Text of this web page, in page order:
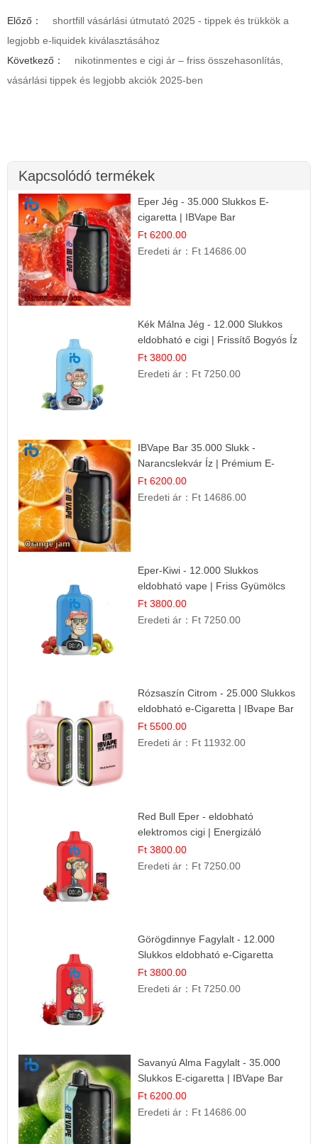
Előző：
shortfill vásárlási útmutató 2025 - tippek és trükkök a
legjobb e-liquidek kiválasztásához
Következő：
nikotinmentes e cigi ár – friss összehasonlítás,
vásárlási tippek és legjobb akciók 2025-ben
Kapcsolódó termékek
Eper Jég - 35.000 Slukkos E-
cigaretta | IBVape Bar
Ft 6200.00
Eredeti ár： Ft 14686.00
Kék Málna Jég - 12.000 Slukkos
eldobható e cigi | Frissítő Bogyós Íz
Ft 3800.00
Eredeti ár： Ft 7250.00
IBVape Bar 35.000 Slukk -
Narancslekvár Íz | Prémium E-
cigaretta
Ft 6200.00
Eredeti ár： Ft 14686.00
Eper-Kiwi - 12.000 Slukkos
eldobható vape | Friss Gyümölcs
Kombináció
Ft 3800.00
Eredeti ár： Ft 7250.00
Rózsaszín Citrom - 25.000 Slukkos
eldobható e-Cigaretta | IBvape Bar
Ft 5500.00
Eredeti ár： Ft 11932.00
Red Bull Eper - eldobható
elektromos cigi | Energizáló
Gyümölcs Íz
Ft 3800.00
Eredeti ár： Ft 7250.00
Görögdinnye Fagylalt - 12.000
Slukkos eldobható e-Cigaretta
Ft 3800.00
Eredeti ár： Ft 7250.00
Savanyú Alma Fagylalt - 35.000
Slukkos E-cigaretta | IBVape Bar
Ft 6200.00
Eredeti ár： Ft 14686.00